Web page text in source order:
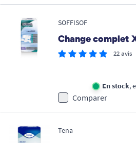
SOFFISOF
Change complet
22 avis
En stock,
Comparer
Tena